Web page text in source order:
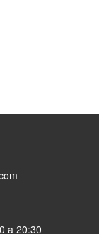
a 20:30